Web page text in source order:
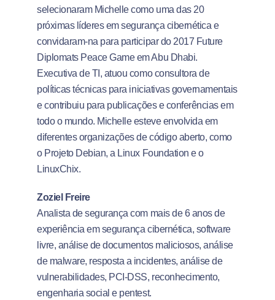
selecionaram Michelle como uma das 20
próximas líderes em segurança cibernética e
convidaram-na para participar do 2017 Future
Diplomats Peace Game em Abu Dhabi.
Executiva de TI, atuou como consultora de
políticas técnicas para iniciativas governamentais
e contribuiu para publicações e conferências em
todo o mundo. Michelle esteve envolvida em
diferentes organizações de código aberto, como
o Projeto Debian, a Linux Foundation e o
LinuxChix.
Zoziel Freire
Analista de segurança com mais de 6 anos de
experiência em segurança cibernética, software
livre, análise de documentos maliciosos, análise
de malware, resposta a incidentes, análise de
vulnerabilidades, PCI-DSS, reconhecimento,
engenharia social e pentest.